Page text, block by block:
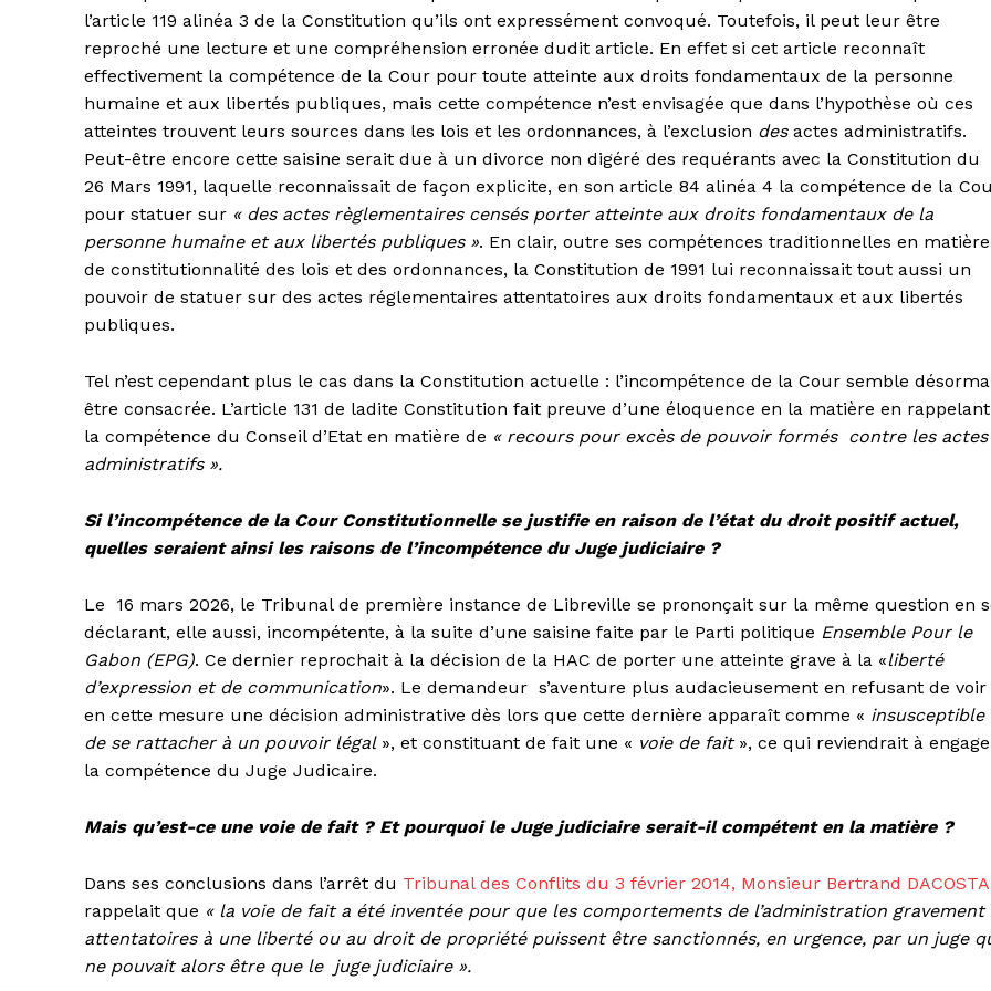
l’article 119 alinéa 3 de la Constitution qu’ils ont expressément convoqué. Toutefois, il peut leur être
reproché une lecture et une compréhension erronée dudit article. En effet si cet article reconnaît
effectivement la compétence de la Cour pour toute atteinte aux droits fondamentaux de la personne
humaine et aux libertés publiques, mais cette compétence n’est envisagée que dans l’hypothèse où ces
atteintes trouvent leurs sources dans les lois et les ordonnances, à l’exclusion des actes administratifs.
Peut-être encore cette saisine serait due à un divorce non digéré des requérants avec la Constitution du
26 Mars 1991, laquelle reconnaissait de façon explicite, en son article 84 alinéa 4 la compétence de la
pour statuer sur « des actes règlementaires censés porter atteinte aux droits fondamentaux de la
personne humaine et aux libertés publiques ». En clair, outre ses compétences traditionnelles en matière
de constitutionnalité des lois et des ordonnances, la Constitution de 1991 lui reconnaissait tout aussi un
pouvoir de statuer sur des actes réglementaires attentatoires aux droits fondamentaux et aux libertés
publiques.
Tel n’est cependant plus le cas dans la Constitution actuelle : l’incompétence de la Cour semble
être consacrée. L’article 131 de ladite Constitution fait preuve d’une éloquence en la matière en rappelant
la compétence du Conseil d’Etat en matière de « recours pour excès de pouvoir formés contre les actes
administratifs ».
Si l’incompétence de la Cour Constitutionnelle se justifie en raison de l’état du droit positif actuel,
quelles seraient ainsi les raisons de l’incompétence du Juge judiciaire ?
Le 16 mars 2026, le Tribunal de première instance de Libreville se prononçait sur la même question en
déclarant, elle aussi, incompétente, à la suite d’une saisine faite par le Parti politique Ensemble Pour le
Gabon (EPG). Ce dernier reprochait à la décision de la HAC de porter une atteinte grave à la «liberté
d’expression et de communication». Le demandeur s’aventure plus audacieusement en refusant de voir
en cette mesure une décision administrative dès lors que cette dernière apparaît comme « insusceptible
de se rattacher à un pouvoir légal», et constituant de fait une « voie de fait», ce qui reviendrait à
la compétence du Juge Judicaire.
Mais qu’est-ce une voie de fait ? Et pourquoi le Juge judiciaire serait-il compétent en la matière ?
Dans ses conclusions dans l’arrêt du Tribunal des Conflits du 3 février 2014, Monsieur Bertrand DACOSTA
rappelait que « la voie de fait a été inventée pour que les comportements de l’administration gravement
attentatoires à une liberté ou au droit de propriété puissent être sanctionnés, en urgence, par un juge
ne pouvait alors être que le juge judiciaire ».